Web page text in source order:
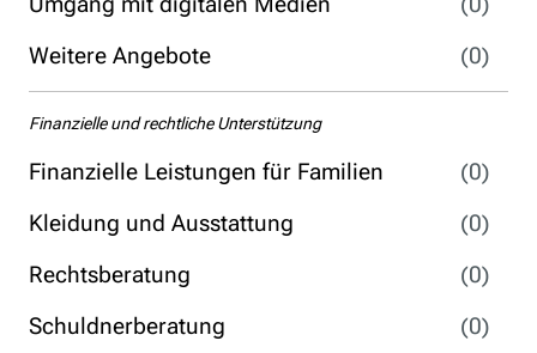
Weitere Angebote
(0)
Finanzielle und rechtliche Unterstützung
Finanzielle Leistungen für Familien
(0)
Kleidung und Ausstattung
(0)
Rechtsberatung
(0)
Schuldnerberatung
(0)